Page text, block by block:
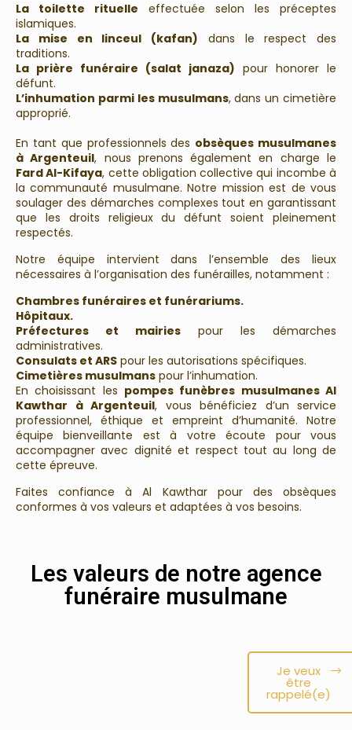
La toilette rituelle effectuée selon les préceptes
islamiques.
La mise en linceul (kafan) dans le respect des
traditions.
La prière funéraire (salat janaza) pour honorer le
défunt.
L’inhumation parmi les musulmans, dans un cimetière
approprié.
En tant que professionnels des obsèques musulmanes
à Argenteuil, nous prenons également en charge le
Fard Al-Kifaya, cette obligation collective qui incombe à
la communauté musulmane. Notre mission est de vous
soulager des démarches complexes tout en garantissant
que les droits religieux du défunt soient pleinement
respectés.
Notre équipe intervient dans l’ensemble des lieux
nécessaires à l’organisation des funérailles, notamment :
Chambres funéraires et funérariums.
Hôpitaux.
Préfectures et mairies pour les démarches
administratives.
Consulats et ARS pour les autorisations spécifiques.
Cimetières musulmans pour l’inhumation.
En choisissant les pompes funèbres musulmanes Al
Kawthar à Argenteuil, vous bénéficiez d’un service
professionnel, éthique et empreint d’humanité. Notre
équipe bienveillante est à votre écoute pour vous
accompagner avec dignité et respect tout au long de
cette épreuve.
Faites confiance à Al Kawthar pour des obsèques
conformes à vos valeurs et adaptées à vos besoins.
Les valeurs de notre agence
funéraire musulmane
Je veux
être
rappelé(e)